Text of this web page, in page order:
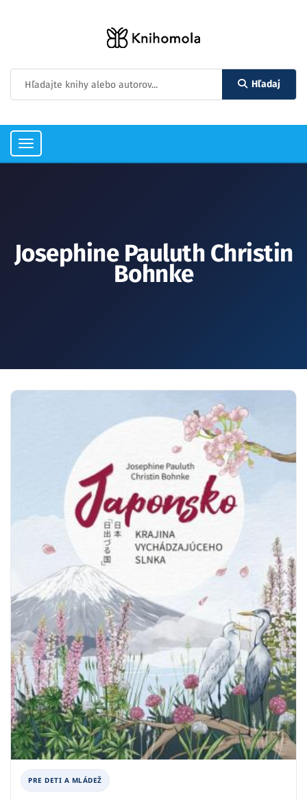
Hľadaj
Toggle
Josephine Pauluth Christin
Bohnke
PRE DETI A MLÁDEŽ